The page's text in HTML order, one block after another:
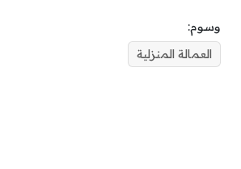
وسوم:
العمالة المنزلية